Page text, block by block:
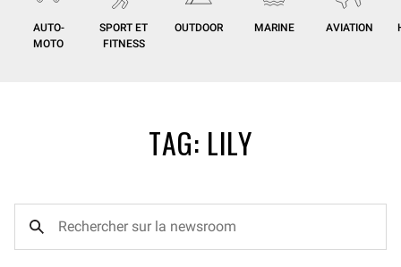
AUTO-
MOTO
SPORT ET
FITNESS
OUTDOOR MARINE AVIATION
TAG: LILY